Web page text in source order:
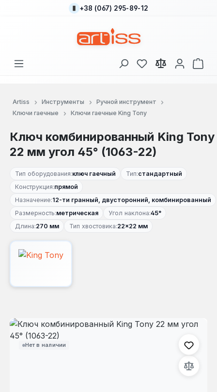
Перейти к основному содержанию
+38 (067) 295-89-12
У вас есть товары
В
Artiss Инструменты
Ручной инструмент
Ключи гаечные
Ключи гаечные King Tony
Ключ комбинированный King Tony
22 мм угол 45° (1063-22)
Тип оборудования:ключ гаечный Тип:стандартный
Конструкция:прямой
Назначение:12-ти гранный, двусторонний, комбинированный
Размерность:метрическая Угол наклона:45°
Длина:270 мм Тип хвостовика:22×22 мм
Нет в наличии
Пропустить галерею изображений